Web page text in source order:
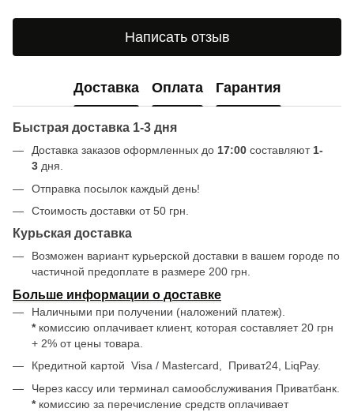
Написать отзыв
Доставка Оплата Гарантия
Быстрая доставка 1-3 дня
Доставка заказов оформленных до 17:00 составляют1-
3 дня.
Отправка посылок каждый день!
Стоимость доставки от 50 грн.
Курьская доставка
Возможен вариант курьерской доставки в вашем городе по
частичной предоплате в размере 200 грн.
Больше информации о доставке
Наличными при получении (наложений платеж).
* комиссию оплачивает клиент, которая составляет 20 грн
+ 2% от цены товара.
Кредитной картой Visa / Mastercard, Приват24, LiqPay.
Через кассу или терминал самообслуживания Приватбанк.
* комиссию за перечисление средств оплачивает